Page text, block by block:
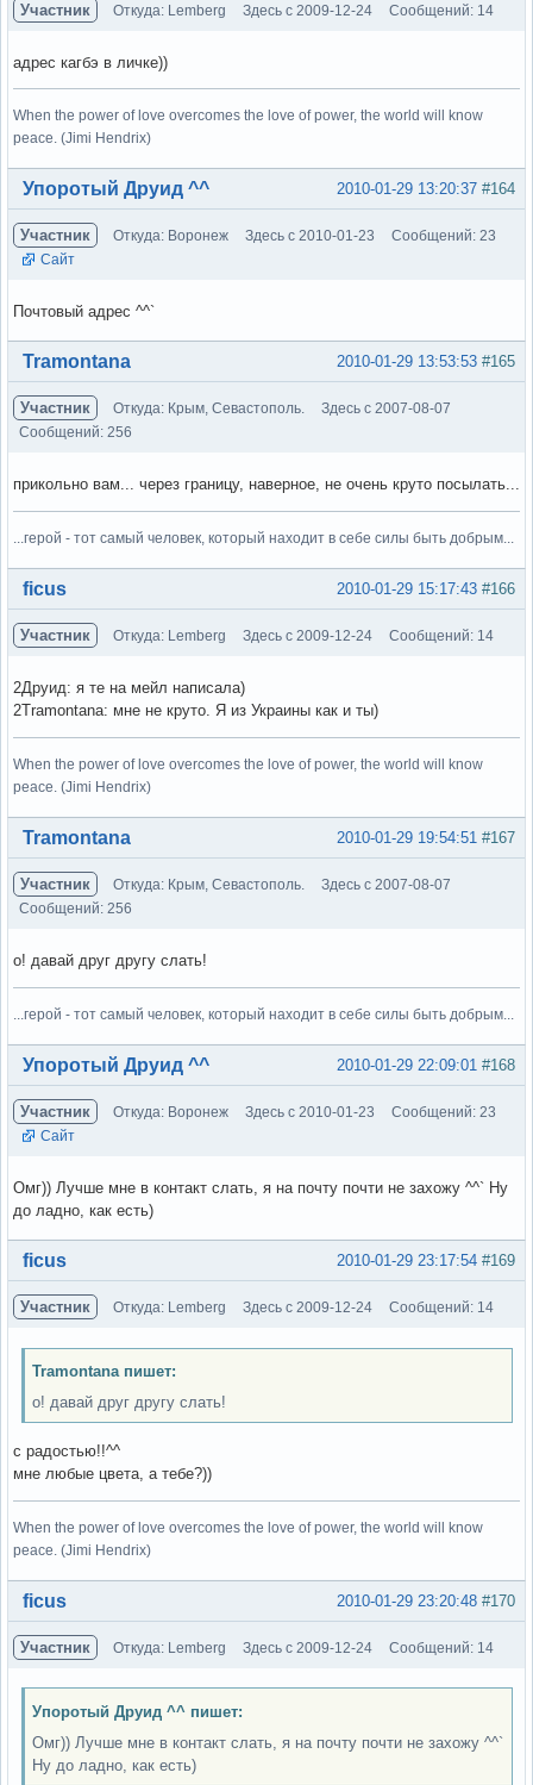
Участник Откуда: Lemberg Здесь с 2009-12-24 Сообщений: 14
адрес кагбэ в личке))
When the power of love overcomes the love of power, the world will know
peace. (Jimi Hendrix)
Вне форума #164
2010-01-29 13:20:37
Упоротый Друид ^^
Участник Откуда: Воронеж Здесь с 2010-01-23
Сообщений: 23
Сайт
Почтовый адрес ^^`
Вне форума #165
2010-01-29 13:53:53
Tramontana
Участник Откуда: Крым, Севастополь.
Здесь с 2007-08-07
Сообщений: 256
прикольно вам... через границу, наверное, не очень круто посылать...
...герой - тот самый человек, который находит в себе силы быть добрым...
Вне форума #166
2010-01-29 15:17:43
ficus
Участник Откуда: Lemberg Здесь с 2009-12-24 Сообщений: 14
2Друид: я те на мейл написала)
2Tramontana: мне не круто. Я из Украины как и ты)
When the power of love overcomes the love of power, the world will know
peace. (Jimi Hendrix)
Вне форума #167
2010-01-29 19:54:51
Tramontana
Участник Откуда: Крым, Севастополь.
Здесь с 2007-08-07
Сообщений: 256
о! давай друг другу слать!
...герой - тот самый человек, который находит в себе силы быть добрым...
Вне форума #168
2010-01-29 22:09:01
Упоротый Друид ^^
Участник Откуда: Воронеж Здесь с 2010-01-23
Сообщений: 23
Сайт
Омг)) Лучше мне в контакт слать, я на почту почти не захожу ^^` Ну
до ладно, как есть)
Вне форума #169
2010-01-29 23:17:54
ficus
Участник Откуда: Lemberg Здесь с 2009-12-24 Сообщений: 14
Tramontana пишет:
о! давай друг другу слать!
с радостью!!^^
мне любые цвета, а тебе?))
When the power of love overcomes the love of power, the world will know
peace. (Jimi Hendrix)
Вне форума #170
2010-01-29 23:20:48
ficus
Участник Откуда: Lemberg Здесь с 2009-12-24 Сообщений: 14
Упоротый Друид ^^ пишет:
Омг)) Лучше мне в контакт слать, я на почту почти не захожу ^^`
Ну до ладно, как есть)